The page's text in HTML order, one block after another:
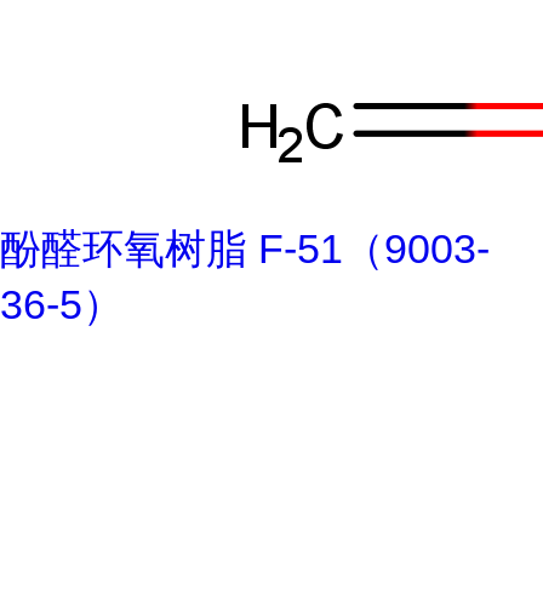
酚醛环氧树脂 F-51（9003-
36-5）